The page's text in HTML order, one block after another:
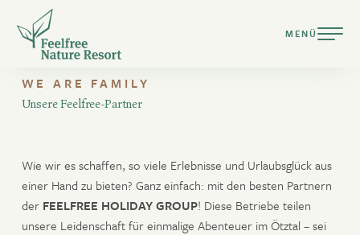
MENÜ
DEUTSCH
ENGLISH
© Daniel Zangerl
WE ARE FAMILY
Unsere Feelfree-Partner
Wie wir es schaffen, so viele Erlebnisse und Urlaubsglück aus
einer Hand zu bieten? Ganz einfach: mit den besten Partnern
der FEELFREE HOLIDAY GROUP! Diese Betriebe teilen
unsere Leidenschaft für einmalige Abenteuer im Ötztal – sei